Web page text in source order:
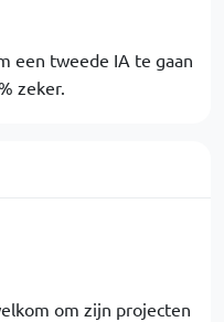
een tweede IA te gaan
zeker.
om zijn projecten